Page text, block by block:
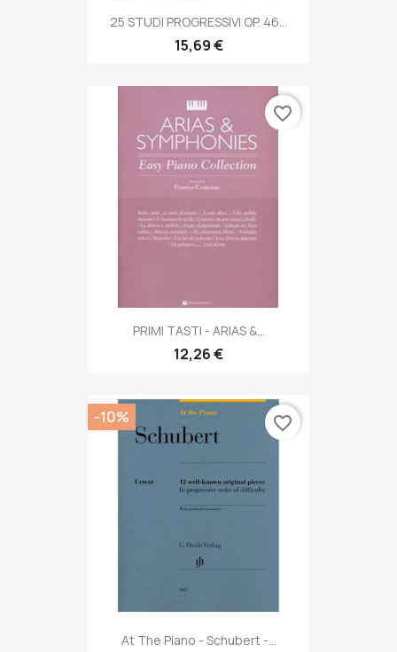
25 STUDI PROGRESSIVI OP. 46...
15,69 €
PRIMI TASTI - ARIAS &...
12,26 €
favorite_border
At The Piano - Schubert -...
-10% favorite_border